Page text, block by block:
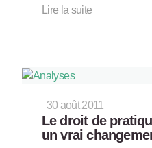
Lire la suite
30 août 2011
Le droit de
un vrai